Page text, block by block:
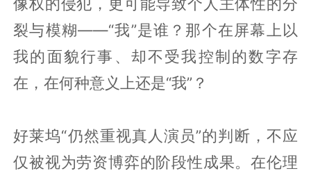
裂与模糊——“我”是谁？那个在屏幕上以
我的面貌行事、却不受我控制的数字存
在，在何种意义上还是“我”？
好莱坞“仍然重视真人演员”的判断，不应
仅被视为劳资博弈的阶段性成果。在伦理